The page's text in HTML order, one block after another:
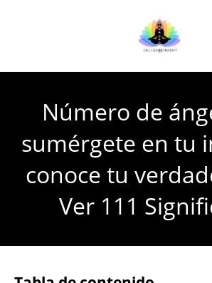
Número de
sumérgete en tu
conoce tu
Ver 111